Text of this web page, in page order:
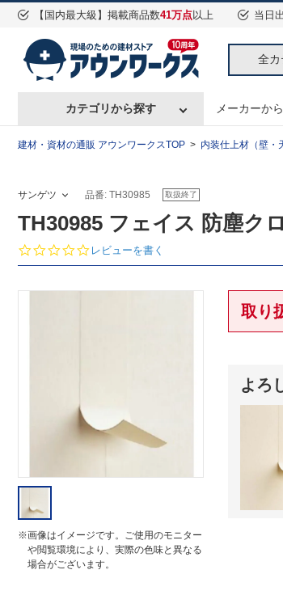
【国内最大級】掲載商品数41万点以上 当日
全カ
カテゴリから探す メーカーか
建材・資材の通販 アウンワークスTOP 内装仕上材（壁・
サンゲツ 品番: TH30985 取扱終了
TH30985 フェイス 防塵ク
0.
0
t
レビューを書く
※画像はイメージです。ご使用のモニター
や閲覧環境により、実際の色味と異なる
場合がございます。
取り
よろ